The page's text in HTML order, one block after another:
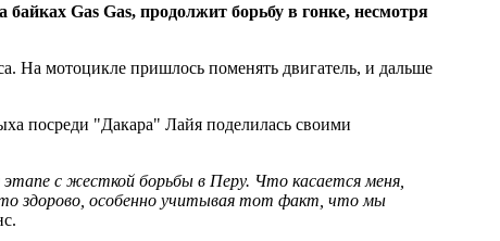
Gas Gas, продолжит борьбу в гонке, несмотря
На мотоцикле пришлось поменять двигатель, и дальше
посреди "Дакара" Лайя поделилась своими
с жесткой борьбы в Перу. Что касается меня,
здорово, особенно учитывая тот факт, что мы